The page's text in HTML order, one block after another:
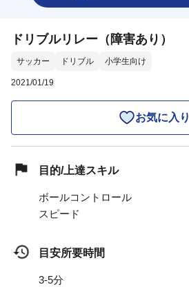
ドリブルリレー（障害あり）
サッカー ドリブル 小学生向け
2021/01/19
お気に入り
目的/上達スキル
ボールコントロール
スピード
目安所要時間
3-5分